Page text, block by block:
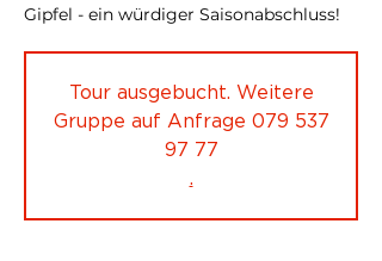
Gipfel - ein würdiger Saisonabschluss!
Tour ausgebucht. Weitere
Gruppe auf Anfrage 079 537
97 77
.